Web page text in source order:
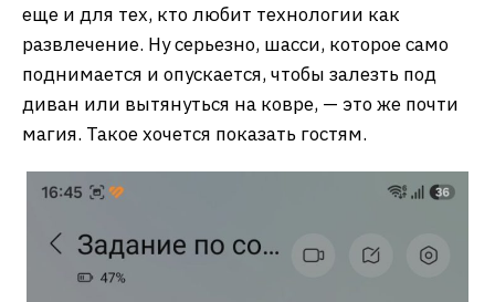
еще и для тех, кто любит технологии как
развлечение. Ну серьезно, шасси, которое само
поднимается и опускается, чтобы залезть под
диван или вытянуться на ковре, — это же почти
магия. Такое хочется показать гостям.